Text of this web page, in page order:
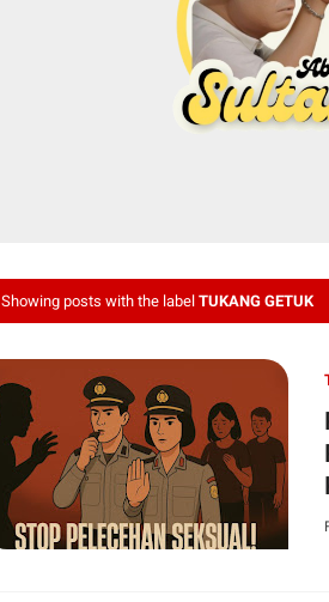
Showing posts with the label TUKANG GETUK